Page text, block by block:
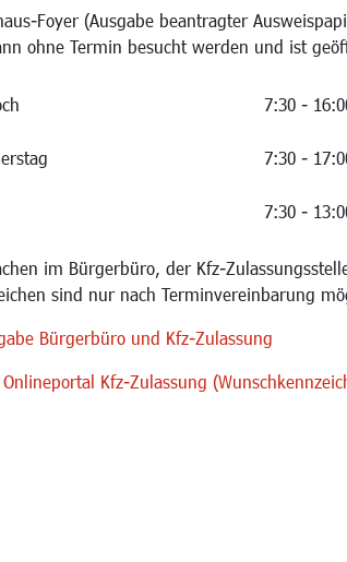
Foyer (Ausgabe beantragter
ohne Termin besucht werden und ist
7:30 -
7:30 -
7:30 -
im Bürgerbüro, der Kfz-
sind nur nach Terminvereinbarung
Bürgerbüro und Kfz-Zulassung
Kfz-Zulassung